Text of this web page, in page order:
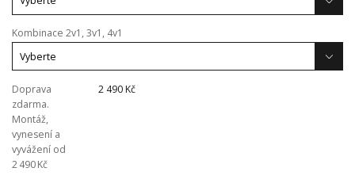
Kombinace 2v1, 3v1, 4v1
Doprava
zdarma.
Montáž,
vynesení a
vyvážení od
2 490 Kč
2 490 Kč